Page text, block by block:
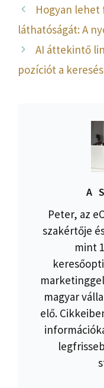
Hogyan lehet
láthatóságát: A
AI áttekintő
pozíciót a
A
Peter, az
szakértője
mint
magyar
elő.